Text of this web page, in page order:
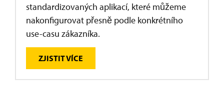
standardizovaných aplikací, které můžeme
nakonfigurovat přesně podle konkrétního
use-casu zákazníka.
ZJISTIT VÍCE